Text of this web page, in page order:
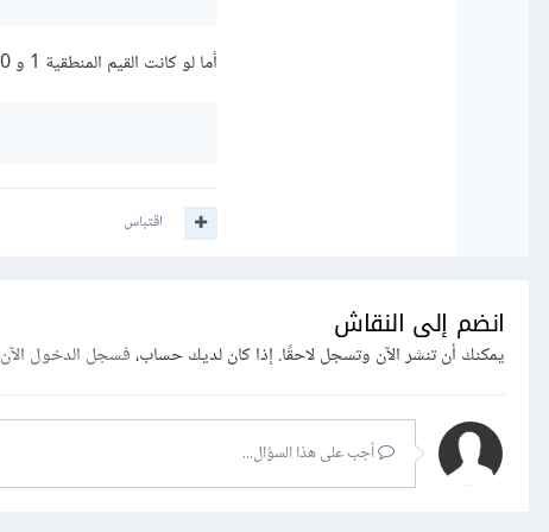
أما لو كانت القيم المنطقية 1 و 0 فيمكنك في هذه الحالة استخدام تنسيق %i لأن int(True) هو 1 وint(False) هو 0:
اقتباس
انضم إلى النقاش
يمكنك أن تنشر الآن وتسجل لاحقًا. إذا كان لديك حساب،فسجل الدخول الآن
أجب على هذا السؤال...